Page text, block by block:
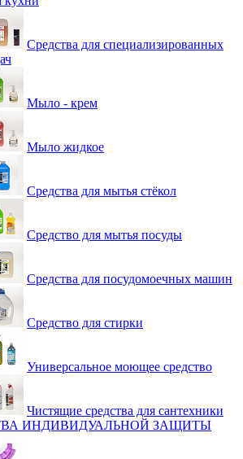
Средства для специализированных
Мыло - крем
Мыло жидкое
Средства для мытья стёкол
Средство для мытья посуды
Средства для посудомоечных машин
Средство для стирки
Универсальное моющее средство
Чистящие средства для сантехники
ИНДИВИДУАЛЬНОЙ ЗАЩИТЫ